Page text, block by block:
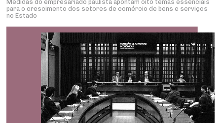
Medidas do empresariado paulista apontam oito temas essenciais
para o crescimento dos setores de comércio de bens e serviços
no Estado